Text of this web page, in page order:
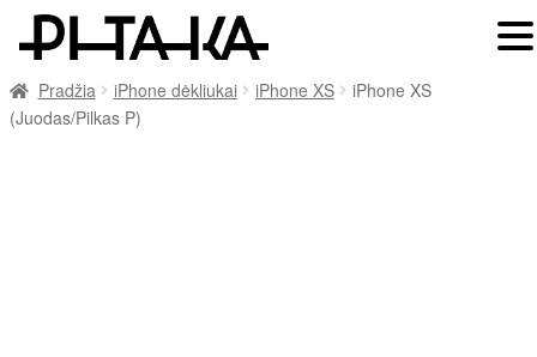
Pradžia iPhone dėkliukai iPhone XS
iPhone XS
(Juodas/Pilkas P)